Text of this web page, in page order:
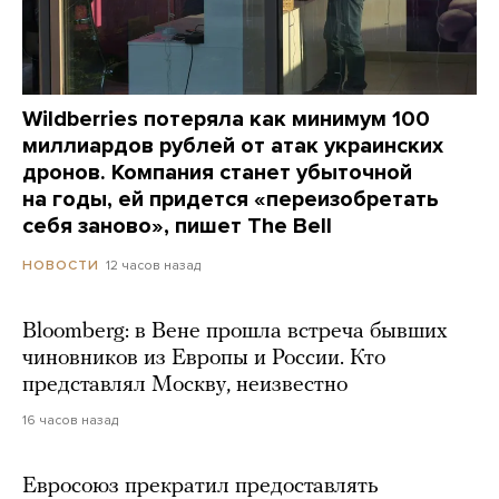
Wildberries потеряла как минимум 100
миллиардов рублей от атак украинских
дронов. Компания станет убыточной
на годы, ей придется «переизобретать
себя заново», пишет The Bell
НОВОСТИ 12 часов назад
Bloomberg: в Вене прошла встреча бывших
чиновников из Европы и России. Кто
представлял Москву, неизвестно
16 часов назад
Евросоюз прекратил предоставлять